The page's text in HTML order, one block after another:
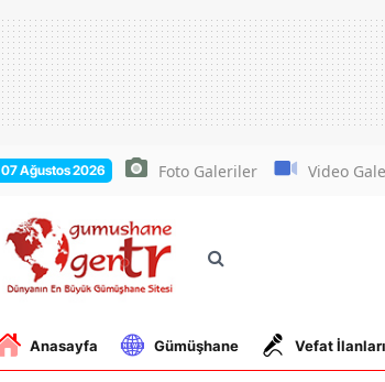
07 Ağustos 2026 Foto Galeriler Video
Anasayfa Gümüşhane Vefat İlanları